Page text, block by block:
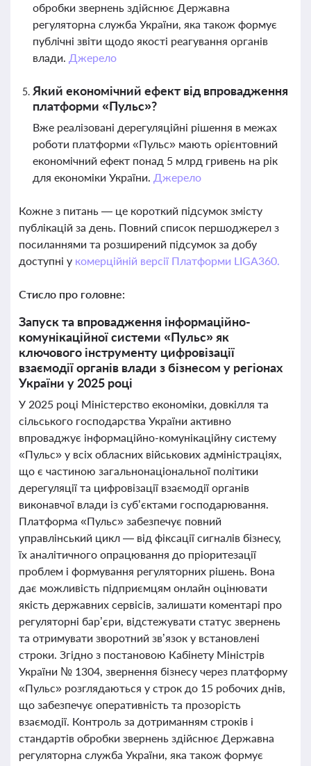
обробки звернень здійснює Державна
регуляторна служба України, яка також формує
публічні звіти щодо якості реагування органів
влади. Джерело
Який економічний ефект від впровадження
платформи «Пульс»?
Вже реалізовані дерегуляційні рішення в межах
роботи платформи «Пульс» мають орієнтовний
економічний ефект понад 5 млрд гривень на рік
для економіки України. Джерело
Кожне з питань — це короткий підсумок змісту
публікацій за день. Повний список першоджерел з
посиланнями та розширений підсумок за добу
доступні у комерційній версії Платформи LIGA360.
Стисло про головне:
Запуск та впровадження інформаційно-
комунікаційної системи «Пульс» як
ключового інструменту цифровізації
взаємодії органів влади з бізнесом у регіонах
України у 2025 році
У 2025 році Міністерство економіки, довкілля та
сільського господарства України активно
впроваджує інформаційно-комунікаційну систему
«Пульс» у всіх обласних військових адміністраціях,
що є частиною загальнонаціональної політики
дерегуляції та цифровізації взаємодії органів
виконавчої влади із суб’єктами господарювання.
Платформа «Пульс» забезпечує повний
управлінський цикл — від фіксації сигналів бізнесу,
їх аналітичного опрацювання до пріоритезації
проблем і формування регуляторних рішень. Вона
дає можливість підприємцям онлайн оцінювати
якість державних сервісів, залишати коментарі про
регуляторні бар’єри, відстежувати статус звернень
та отримувати зворотний зв’язок у встановлені
строки. Згідно з постановою Кабінету Міністрів
України № 1304, звернення бізнесу через платформу
«Пульс» розглядаються у строк до 15 робочих днів,
що забезпечує оперативність та прозорість
взаємодії. Контроль за дотриманням строків і
стандартів обробки звернень здійснює Державна
регуляторна служба України, яка також формує